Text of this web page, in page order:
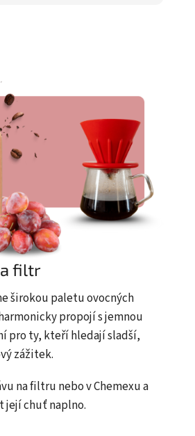
filtr
širokou paletu ovocných
propojí s jemnou
pro ty, kteří hledají sladší,
zážitek.
na filtru nebo v Chemexu a
její chuť naplno.